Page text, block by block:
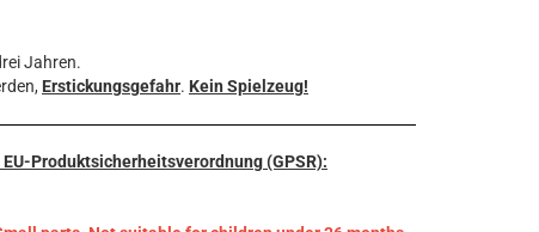
Jahren.
Erstickungsgefahr. Kein Spielzeug!
Produktsicherheitsverordnung (GPSR):